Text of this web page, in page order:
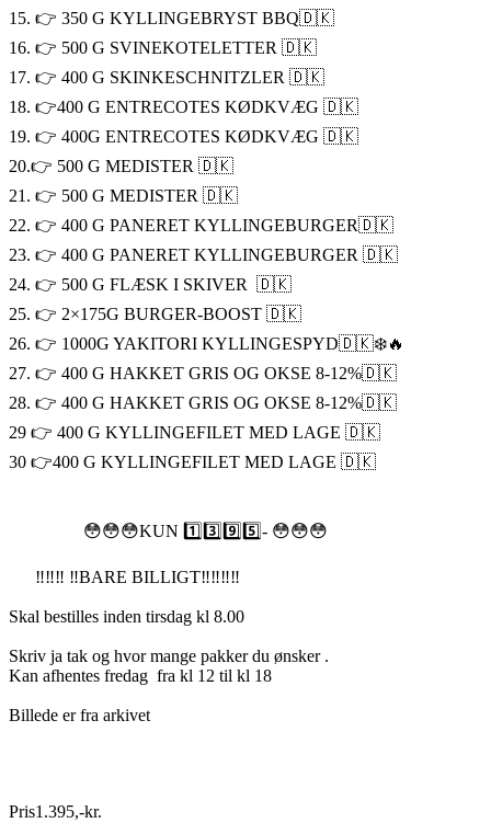
15. 👉 350 G KYLLINGEBRYST BBQ🇩🇰
16. 👉 500 G SVINEKOTELETTER 🇩🇰
17. 👉 400 G SKINKESCHNITZLER 🇩🇰
18. 👉400 G ENTRECOTES KØDKVÆG 🇩🇰
19. 👉 400G ENTRECOTES KØDKVÆG 🇩🇰
20.👉 500 G MEDISTER 🇩🇰
21. 👉 500 G MEDISTER 🇩🇰
22. 👉 400 G PANERET KYLLINGEBURGER🇩🇰
23. 👉 400 G PANERET KYLLINGEBURGER 🇩🇰
24. 👉 500 G FLÆSK I SKIVER 🇩🇰
25. 👉 2×175G BURGER-BOOST 🇩🇰
26. 👉 1000G YAKITORI KYLLINGESPYD🇩🇰❄️🔥
27. 👉 400 G HAKKET GRIS OG OKSE 8-12%🇩🇰
28. 👉 400 G HAKKET GRIS OG OKSE 8-12%🇩🇰
29 👉 400 G KYLLINGEFILET MED LAGE 🇩🇰
30 👉400 G KYLLINGEFILET MED LAGE 🇩🇰
😳😳😳KUN 1️⃣3️⃣9️⃣5️⃣- 😳😳😳
‼️‼️‼️ ‼️BARE BILLIGT‼️‼️‼️‼️
Skal bestilles inden tirsdag kl 8.00
Skriv ja tak og hvor mange pakker du ønsker .
Kan afhentes fredag fra kl 12 til kl 18
Billede er fra arkivet
Pris1.395,-kr.